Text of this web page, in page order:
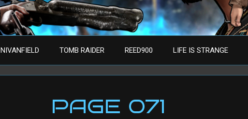
NIVANFIELD TOMB RAIDER REED900 LIFE IS STRANGE
PAGE 071